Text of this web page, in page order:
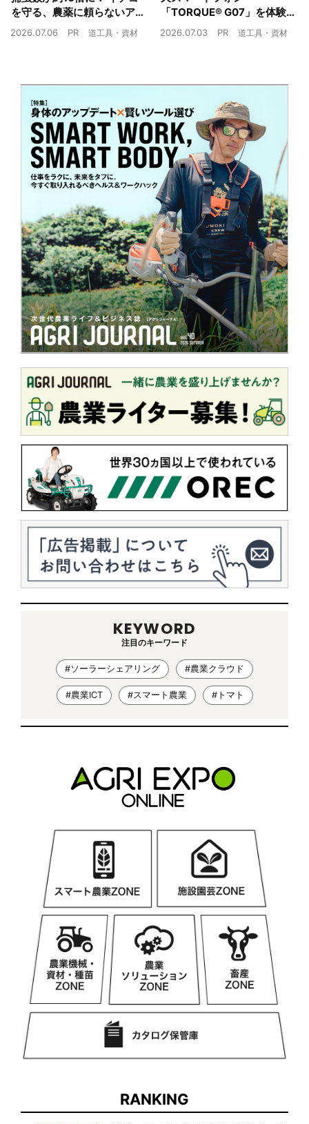
を守る、農薬に頼らないア
ザミウマ対策
2026.07.06 PR 道工具・資材
「TORQUE® G07」を体験
農業現場の“スマホの弱点”を
2026.07.03 PR 道工具・資材
KEYWORD
注目のキーワード
#ソーラーシェアリング #農業クラウド
#農業ICT #スマート農業 #トマト
RANKING